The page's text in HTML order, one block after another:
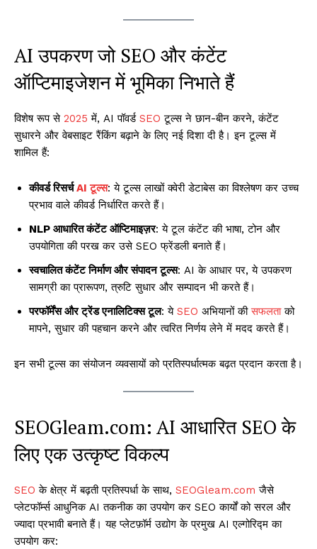
AI उपकरण जो SEO और कंटेंट
ऑप्टिमाइजेशन में भूमिका निभाते हैं
विशेष रूप से 2025 में, AI पॉवर्ड SEO टूल्स ने छान-बीन करने, कंटेंट
सुधारने और वेबसाइट रैंकिंग बढ़ाने के लिए नई दिशा दी है। इन टूल्स में
शामिल हैं:
कीवर्ड रिसर्चAI टूल्स: ये टूल्स लाखों क्वेरी डेटाबेस का विश्लेषण कर उच्च
प्रभाव वाले कीवर्ड निर्धारित करते हैं।
NLP आधारित कंटेंट ऑप्टिमाइज़र: ये टूल कंटेंट की भाषा, टोन और
उपयोगिता की परख कर उसे SEO फ्रेंडली बनाते हैं।
स्वचालित कंटेंट निर्माण और संपादन टूल्स: AI के आधार पर, ये उपकरण
सामग्री का प्रारूपण, त्रुटि सुधार और सम्पादन भी करते हैं।
परफॉर्मेंस और ट्रेंड एनालिटिक्स टूल: ये SEO अभियानों कीसफलताको
मापने, सुधार की पहचान करने और त्वरित निर्णय लेने में मदद करते हैं।
इन सभी टूल्स का संयोजन व्यवसायों को प्रतिस्पर्धात्मक बढ़त प्रदान करता है।
SEOGleam.com: AI आधारित SEO के
लिए एक उत्कृष्ट विकल्प
SEO के क्षेत्र में बढ़ती प्रतिस्पर्धा के साथ, SEOGleam.comजैसे
प्लेटफॉर्म्स आधुनिक AI तकनीक का उपयोग कर SEO कार्यों को सरल और
ज्यादा प्रभावी बनाते हैं। यह प्लेटफ़ॉर्म उद्योग के प्रमुख AI एल्गोरिद्म का
उपयोग कर: